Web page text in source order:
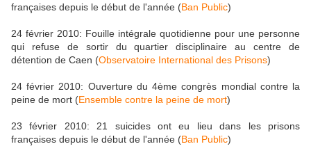
françaises depuis le début de l'année (Ban Public)
24 février 2010: Fouille intégrale quotidienne pour une personne
qui refuse de sortir du quartier disciplinaire au centre de
détention de Caen (Observatoire International des Prisons)
24 février 2010: Ouverture du 4ème congrès mondial contre la
peine de mort (Ensemble contre la peine de mort)
23 février 2010: 21 suicides ont eu lieu dans les prisons
françaises depuis le début de l'année (Ban Public)